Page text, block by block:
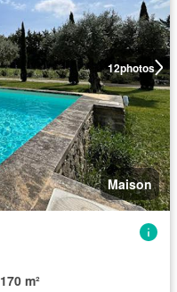
12photos
Maison
170 m²